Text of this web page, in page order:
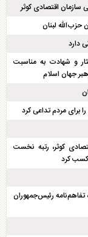
سازمان اقتصادی کوثر
حزب‌الله لبنان
دارد
و شهادت به مناسبت
جهان اسلام
برای مردم تداعی کرد
کوثر، رتبه نخست
کسب کرد
تفاهم‌نامه رئیس‌جمهوران